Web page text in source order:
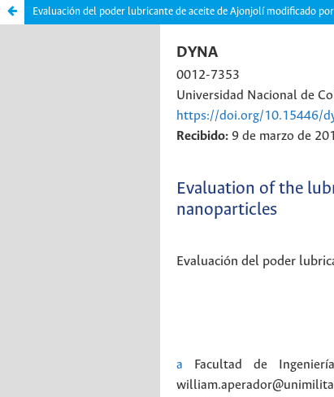
Evaluación del poder lubricante de aceite de Ajonjolí modificado